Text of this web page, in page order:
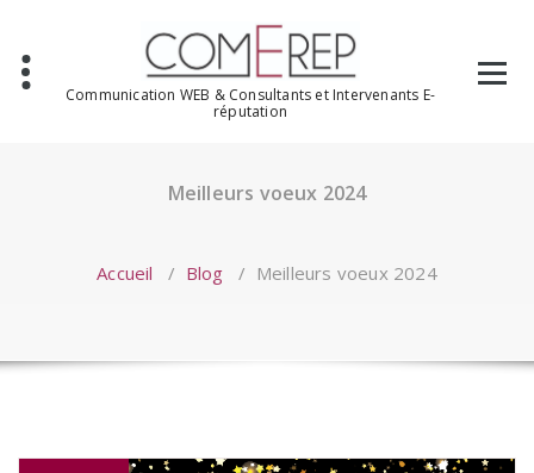
contenu
Communication WEB & Consultants et Intervenants E-
réputation
Meilleurs voeux 2024
Accueil / Blog / Meilleurs voeux 2024